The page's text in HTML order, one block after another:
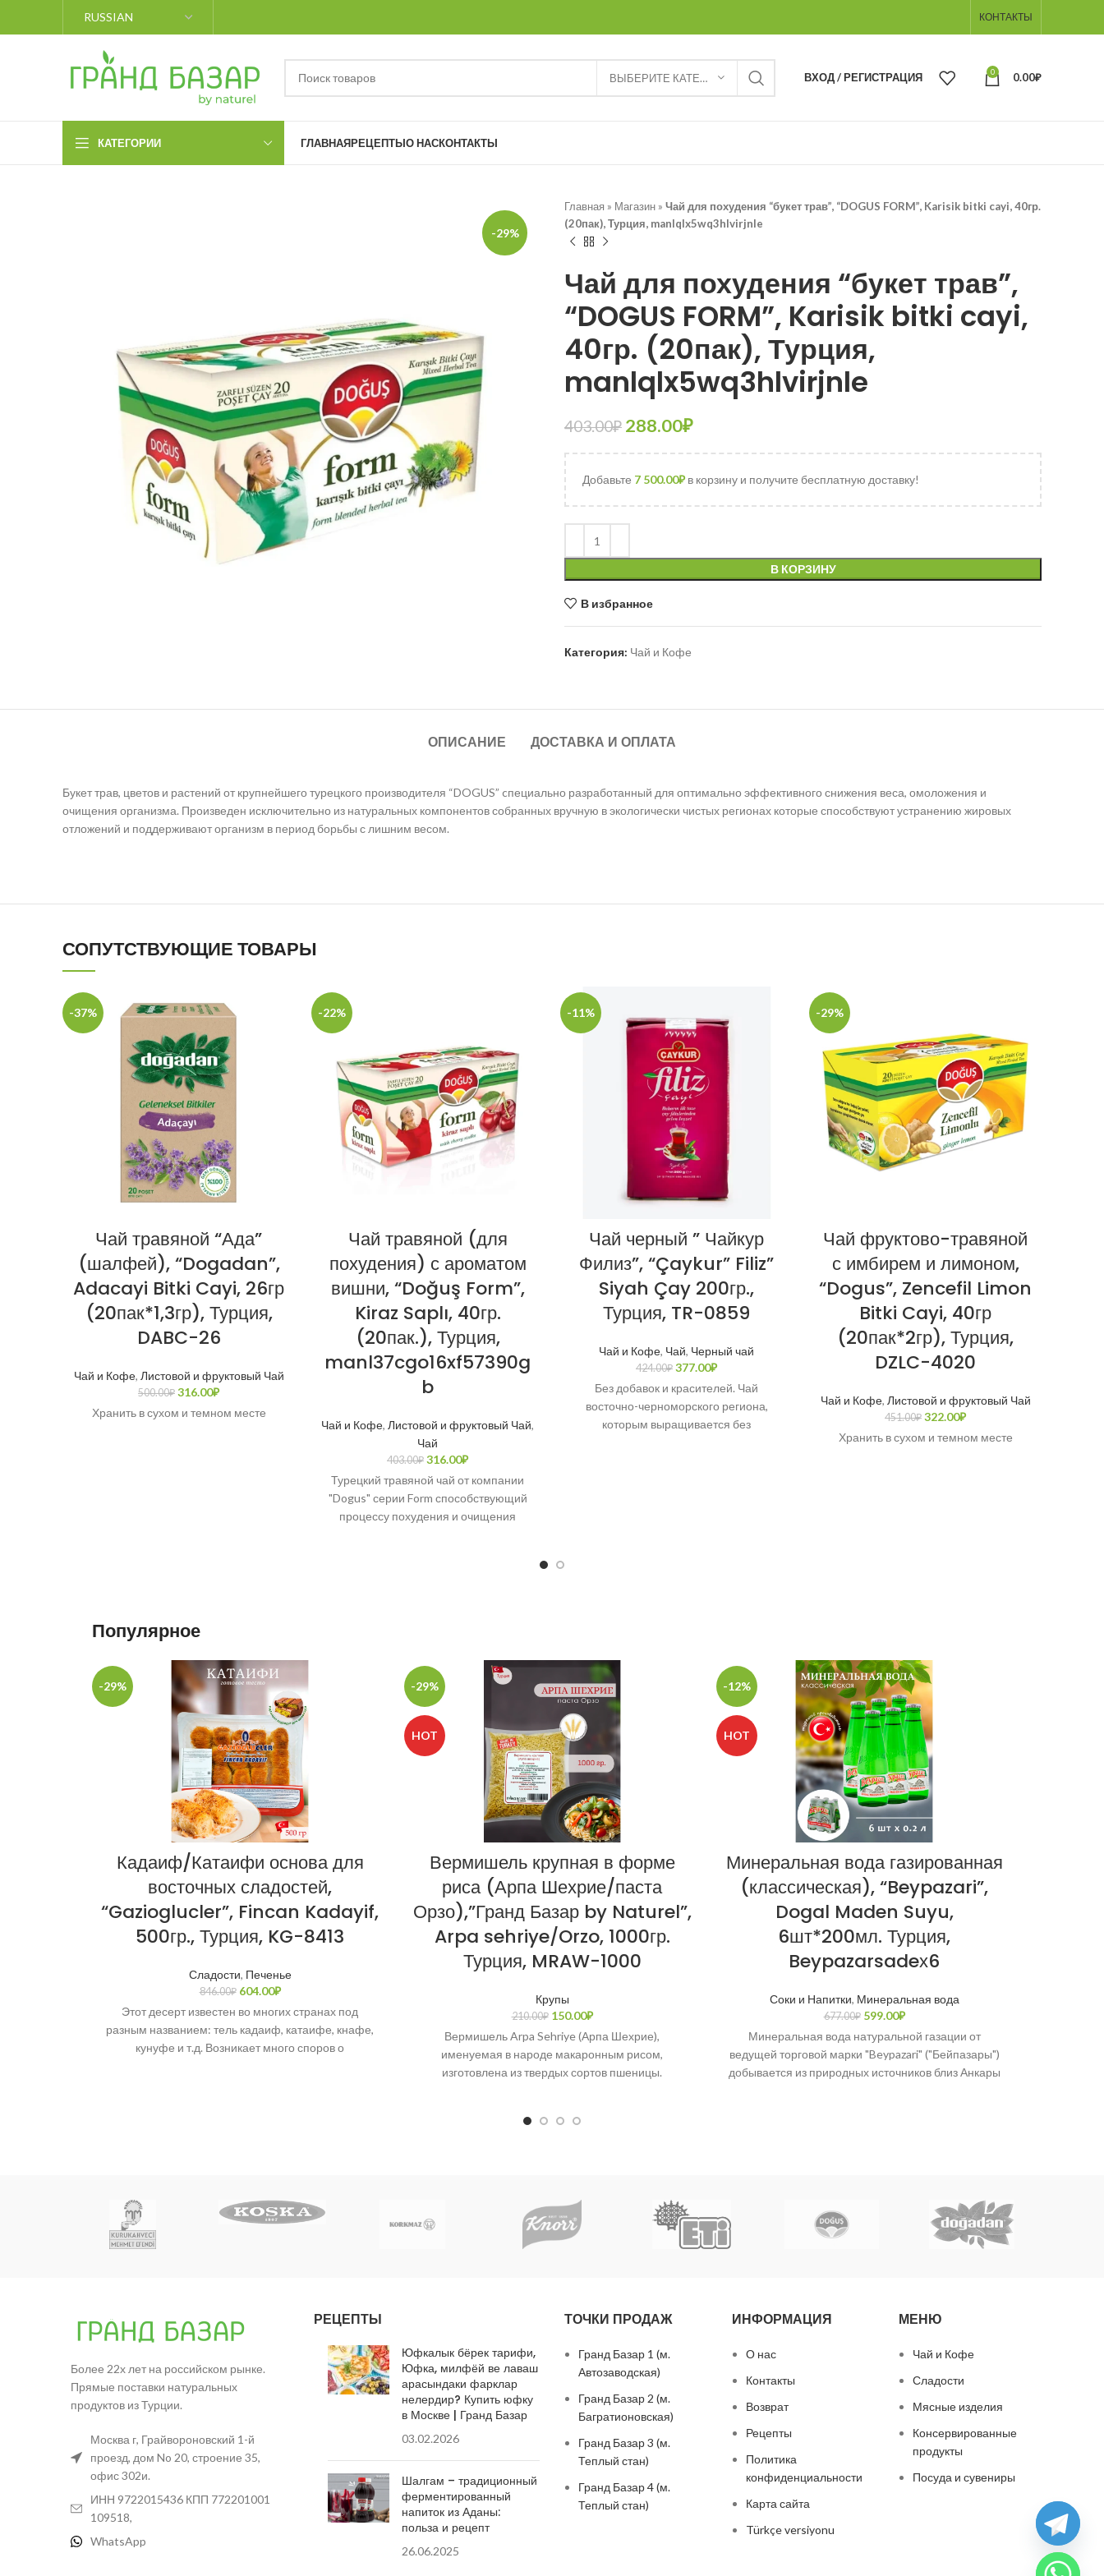
КОНТАКТЫ
ВЫБЕРИТЕ КАТЕГОРИЮ ВХОД / РЕГИСТРАЦИЯ 0 0.00₽
КАТЕГОРИИ ГЛАВНАЯРЕЦЕПТЫО НАСКОНТАКТЫ
-29%
Главная » Магазин » Чай для похудения “букет трав”, “DOGUS FORM”, Karisik bitki cayi, 40гр.
(20пак), Турция, manlqlx5wq3hlvirjnle
Чай для похудения “букет трав”,
“DOGUS FORM”, Karisik bitki cayi,
40гр. (20пак), Турция,
manlqlx5wq3hlvirjnle
403.00₽ 288.00₽
Добавьте 7 500.00₽в корзину и получите бесплатную доставку!
В КОРЗИНУ
В избранное
Категория: Чай и Кофе
ОПИСАНИЕ ДОСТАВКА И ОПЛАТА
Букет трав, цветов и растений от крупнейшего турецкого производителя “DOGUS” cпециально разработанный для оптимально эффективного снижения веса, омоложения и
очищения организма. Произведен исключительно из натуральных компонентов собранных вручную в экологически чистых регионах которые способствуют устранению жировых
отложений и поддерживают организм в период борьбы с лишним весом.
СОПУТСТВУЮЩИЕ ТОВАРЫ
-37%
Чай травяной “Ада”
(шалфей), “Dogadan”,
Adacayi Bitki Cayi, 26гр
(20пак*1,3гр), Турция,
DABC-26
Чай и Кофе, Листовой и фруктовый Чай
500.00₽ 316.00₽
Хранить в сухом и темном месте
-22%
Чай травяной (для
похудения) с ароматом
вишни, “Doğuş Form”,
Kiraz Saplı, 40гр.
(20пак.), Турция,
manl37cgo16xf57390g
b
Чай и Кофе, Листовой и фруктовый Чай,
Чай
403.00₽ 316.00₽
Турецкий травяной чай от компании
"Dogus" серии Form способствующий
процессу похудения и очищения
-11%
Чай черный ” Чайкур
Филиз”, “Çaykur” Filiz”
Siyah Çay 200гр.,
Турция, TR-0859
Чай и Кофе, Чай, Черный чай
424.00₽ 377.00₽
Без добавок и красителей. Чай
восточно-черноморского региона,
которым выращивается без
-29%
Чай фруктово-травяной
с имбирем и лимоном,
“Dogus”, Zencefil Limon
Bitki Cayi, 40гр
(20пак*2гр), Турция,
DZLC-4020
Чай и Кофе, Листовой и фруктовый Чай
451.00₽ 322.00₽
Хранить в сухом и темном месте
Популярное
-29%
Кадаиф/Катаифи основа для
восточных сладостей,
“Gazioglucler”, Fincan Kadayif,
500гр., Турция, KG-8413
Сладости, Печенье
846.00₽ 604.00₽
Этот десерт известен во многих странах под
разным названием: тель кадаиф, катаифе, кнафе,
кунуфе и т.д. Возникает много споров о
-29%
HOT
Вермишель крупная в форме
риса (Арпа Шехрие/паста
Орзо),”Гранд Базар by Naturel”,
Arpa sehriye/Orzo, 1000гр.
Турция, MRAW-1000
Крупы
210.00₽ 150.00₽
Вермишель Arpa Sehriye (Арпа Шехрие),
именуемая в народе макаронным рисом,
изготовлена из твердых сортов пшеницы.
-12%
HOT
Минеральная вода газированная
(классическая), “Beypazari”,
Dogal Maden Suyu,
6шт*200мл. Турция,
Beypazarsadeх6
Соки и Напитки, Минеральная вода
677.00₽ 599.00₽
Минеральная вода натуральной газации от
ведущей торговой марки "Beypazari" ("Бейпазары")
добывается из природных источников близ Анкары
Более 22х лет на российском рынке.
Прямые поставки натуральных
продуктов из Турции.
Москва г, Грайвороновский 1-й
проезд, дом No 20, строение 35,
офис 302и.
ИНН 9722015436 КПП 772201001
109518,
WhatsApp
РЕЦЕПТЫ
Юфкалык бёрек тарифи,
Юфка, милфёй ве лаваш
арасындаки фарклар
нелердир? Купить юфку
в Москве | Гранд Базар
03.02.2026
Шалгам – традиционный
ферментированный
напиток из Аданы:
польза и рецепт
26.06.2025
ТОЧКИ ПРОДАЖ
Гранд Базар 1 (м.
Автозаводская)
Гранд Базар 2 (м.
Багратионовская)
Гранд Базар 3 (м.
Теплый стан)
Гранд Базар 4 (м.
Теплый стан)
ИНФОРМАЦИЯ
О нас
Контакты
Возврат
Рецепты
Политика
конфиденциальности
Карта сайта
Türkçe versiyonu
МЕНЮ
Чай и Кофе
Сладости
Мясные изделия
Консервированные
продукты
Посуда и сувениры